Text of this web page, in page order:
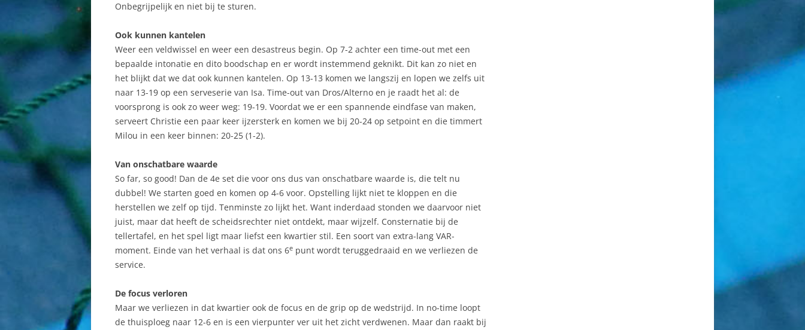
Onbegrijpelijk en niet bij te sturen.
Ook kunnen kantelen
Weer een veldwissel en weer een desastreus begin. Op 7-2 achter een time-out met een
bepaalde intonatie en dito boodschap en er wordt instemmend geknikt. Dit kan zo niet en
het blijkt dat we dat ook kunnen kantelen. Op 13-13 komen we langszij en lopen we zelfs uit
naar 13-19 op een serveserie van Isa. Time-out van Dros/Alterno en je raadt het al: de
voorsprong is ook zo weer weg: 19-19. Voordat we er een spannende eindfase van maken,
serveert Christie een paar keer ijzersterk en komen we bij 20-24 op setpoint en die timmert
Milou in een keer binnen: 20-25 (1-2).
Van onschatbare waarde
So far, so good! Dan de 4e set die voor ons dus van onschatbare waarde is, die telt nu
dubbel! We starten goed en komen op 4-6 voor. Opstelling lijkt niet te kloppen en die
herstellen we zelf op tijd. Tenminste zo lijkt het. Want inderdaad stonden we daarvoor niet
juist, maar dat heeft de scheidsrechter niet ontdekt, maar wijzelf. Consternatie bij de
tellertafel, en het spel ligt maar liefst een kwartier stil. Een soort van extra-lang VAR-
moment. Einde van het verhaal is dat ons 6e punt wordt teruggedraaid en we verliezen de
service.
De focus verloren
Maar we verliezen in dat kwartier ook de focus en de grip op de wedstrijd. In no-time loopt
de thuisploeg naar 12-6 en is een vierpunter ver uit het zicht verdwenen. Maar dan raakt bij